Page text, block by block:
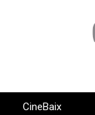
CineBaix